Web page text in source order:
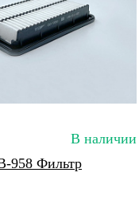
В наличии
958 Фильтр